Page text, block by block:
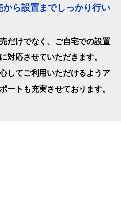
から設置までしっかり行い
だけでなく、ご自宅での設置
対応させていただきます。
してご利用いただけるようア
ートも充実させております。